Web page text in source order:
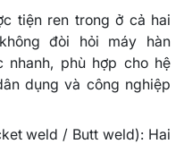
tiện ren trong ở cả hai
đòi hỏi máy hàn
phù hợp cho hệ
dụng và công nghiệp
weld / Butt weld): Hai